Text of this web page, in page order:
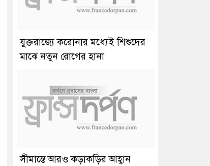
যুক্তরাজ্যে করোনার মধ্যেই শিশুদের
মাঝে নতুন রোগের হানা
সীমান্তে আরও কড়াকড়ির আহ্বান